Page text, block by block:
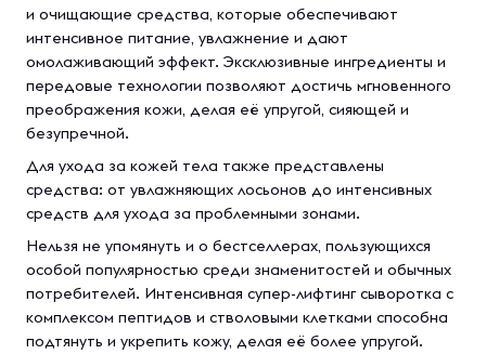
и очищающие средства, которые обеспечивают
интенсивное питание, увлажнение и дают
омолаживающий эффект. Эксклюзивные ингредиенты и
передовые технологии позволяют достичь мгновенного
преображения кожи, делая её упругой, сияющей и
безупречной.
Для ухода за кожей тела также представлены
средства: от увлажняющих лосьонов до интенсивных
средств для ухода за проблемными зонами.
Нельзя не упомянуть и о бестселлерах, пользующихся
особой популярностью среди знаменитостей и обычных
потребителей. Интенсивная супер-лифтинг сыворотка с
комплексом пептидов и стволовыми клетками способна
подтянуть и укрепить кожу, делая её более упругой.